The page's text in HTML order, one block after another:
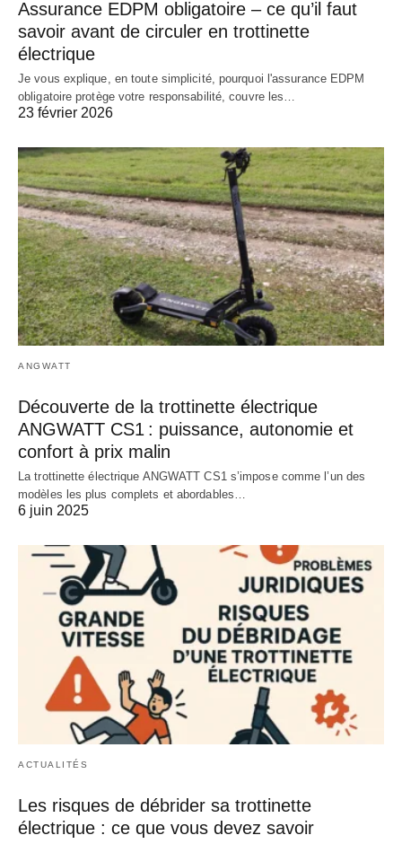
Assurance EDPM obligatoire – ce qu’il faut
savoir avant de circuler en trottinette
électrique
Je vous explique, en toute simplicité, pourquoi l'assurance EDPM
obligatoire protège votre responsabilité, couvre les…
23 février 2026
ANGWATT
Découverte de la trottinette électrique
ANGWATT CS1 : puissance, autonomie et
confort à prix malin
La trottinette électrique ANGWATT CS1 s’impose comme l’un des
modèles les plus complets et abordables…
6 juin 2025
ACTUALITÉS
Les risques de débrider sa trottinette
électrique : ce que vous devez savoir